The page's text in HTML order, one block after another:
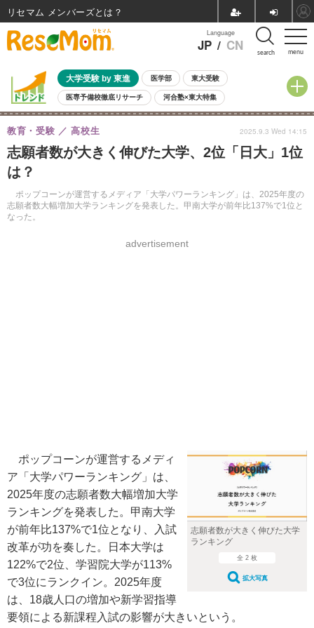
menu
Language
JP / CN search
大学受験 by 東進 医学部 東大受験
医専予備校徹底リサーチ 河合塾×東大特集
親子で考える大学選び 高校受験 中学受験 小学校受験
共通テスト 夏休み
8月開催イベント・WS 全国公立高校 過去問 人気記事
自由研究教材（小学生向け）
志願者数が大きく伸びた大学、2位「日大」1位
は？
ポップコーンが運営するメディア「大学パワーランキング」は、2025年度の
志願者数大幅増加大学ランキングを発表した。甲南大学が前年比137%で1位と
なった。
教育・受験 高校生
advertisement
2025.9.3 Wed 14:15
志願者数が大きく伸びた大学
ランキング
全 2 枚
拡大写真
ポップコーンが運営するメディ
ア「大学パワーランキング」は、
2025年度の志願者数大幅増加大学
ランキングを発表した。甲南大学
が前年比137%で1位となり、入試
改革が功を奏した。日本大学は
122%で2位、学習院大学が113%
で3位にランクイン。2025年度
は、18歳人口の増加や新学習指導
要領による新課程入試の影響が大きいという。
リセマム メンバーズ